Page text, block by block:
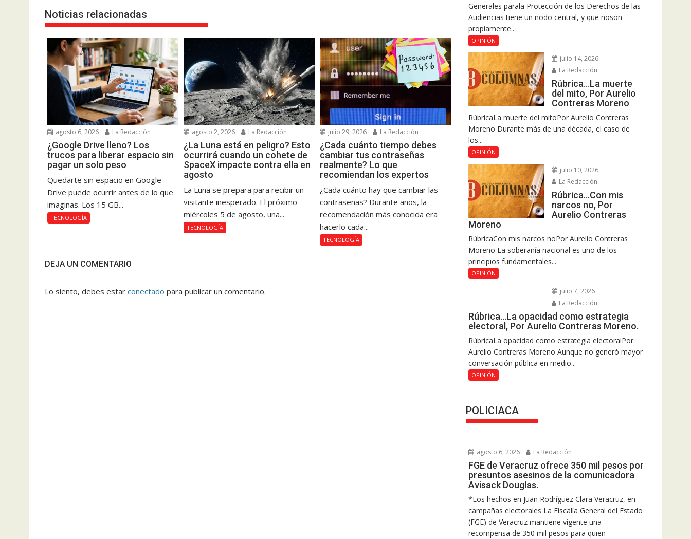
Noticias relacionadas
agosto 6, 2026 La Redacción
¿Google Drive lleno? Los
trucos para liberar espacio sin
pagar un solo peso
Quedarte sin espacio en Google
Drive puede ocurrir antes de lo que
imaginas. Los 15 GB...
TECNOLOGÍA
agosto 2, 2026 La Redacción
¿La Luna está en peligro? Esto
ocurrirá cuando un cohete de
SpaceX impacte contra ella en
agosto
La Luna se prepara para recibir un
visitante inesperado. El próximo
miércoles 5 de agosto, una...
TECNOLOGÍA
julio 29, 2026 La Redacción
¿Cada cuánto tiempo debes
cambiar tus contraseñas
realmente? Lo que
recomiendan los expertos
¿Cada cuánto hay que cambiar las
contraseñas? Durante años, la
recomendación más conocida era
hacerlo cada...
TECNOLOGÍA
DEJA UN COMENTARIO
Lo siento, debes estar conectado para publicar un comentario.
Generales parala Protección de los Derechos de las
Audiencias tiene un nodo central, y que noson
propiamente...
OPINIÓN
julio 14, 2026
La Redacción
Rúbrica…La muerte
del mito, Por Aurelio
Contreras Moreno
RúbricaLa muerte del mitoPor Aurelio Contreras
Moreno Durante más de una década, el caso de
los...
OPINIÓN
julio 10, 2026
La Redacción
Rúbrica…Con mis
narcos no, Por
Aurelio Contreras
Moreno
RúbricaCon mis narcos noPor Aurelio Contreras
Moreno La soberanía nacional es uno de los
principios fundamentales...
OPINIÓN
julio 7, 2026
La Redacción
Rúbrica…La opacidad como estrategia
electoral, Por Aurelio Contreras Moreno.
RúbricaLa opacidad como estrategia electoralPor
Aurelio Contreras Moreno Aunque no generó mayor
conversación pública en medio...
OPINIÓN
POLICIACA
agosto 6, 2026 La Redacción
FGE de Veracruz ofrece 350 mil pesos por
presuntos asesinos de la comunicadora
Avisack Douglas.
*Los hechos en Juan Rodríguez Clara Veracruz, en
campañas electorales La Fiscalía General del Estado
(FGE) de Veracruz mantiene vigente una
recompensa de 350 mil pesos para quien